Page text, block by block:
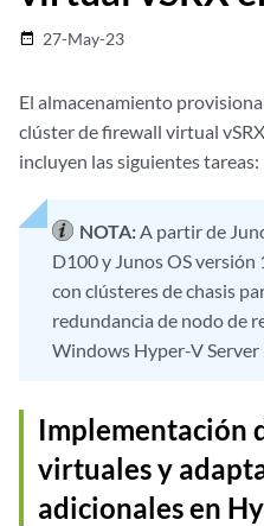
date_range 27-May-23
El almacenamiento
clúster de firewall virtual
incluyen las siguientes tareas:
NOTA:A partir de
D100 y Junos OS
con clústeres de chasis
redundancia de nodo de
Windows Hyper-V Server
Implementación
virtuales y
adicionales en